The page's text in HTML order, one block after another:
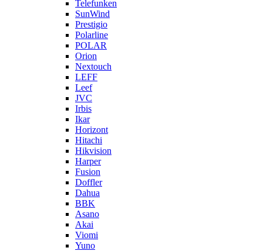
Telefunken
SunWind
Prestigio
Polarline
POLAR
Orion
Nextouch
LEFF
Leef
JVC
Irbis
Ikar
Horizont
Hitachi
Hikvision
Harper
Fusion
Doffler
Dahua
BBK
Asano
Akai
Viomi
Yuno